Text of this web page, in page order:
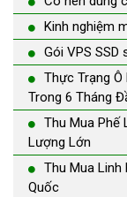
Kinh nghiệm
Gói VPS SSD
Thực Trạng
Trong 6 Tháng
Thu Mua Phế
Lượng Lớn
Thu Mua Linh
Quốc